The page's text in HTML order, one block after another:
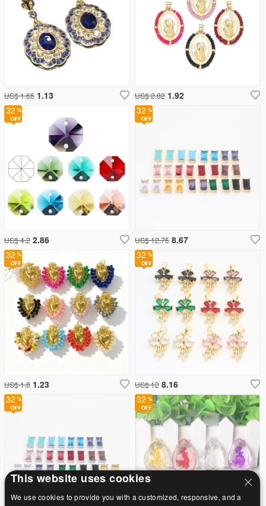
32
US$ 1.66 1.13
32
US$ 4.2 2.86
US$ 2.82 1.92
32
US$ 1.8 1.23
32
US$ 12.75 8.67
32
32
US$ 12 8.16
This website uses cookies
We use cookies to provide you with a customized, responsive, and a